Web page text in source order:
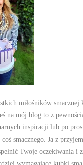
miłośników smacznej
na mój blog to z
inspiracji lub po
smacznego. Ja z
Twoje oczekiwania i